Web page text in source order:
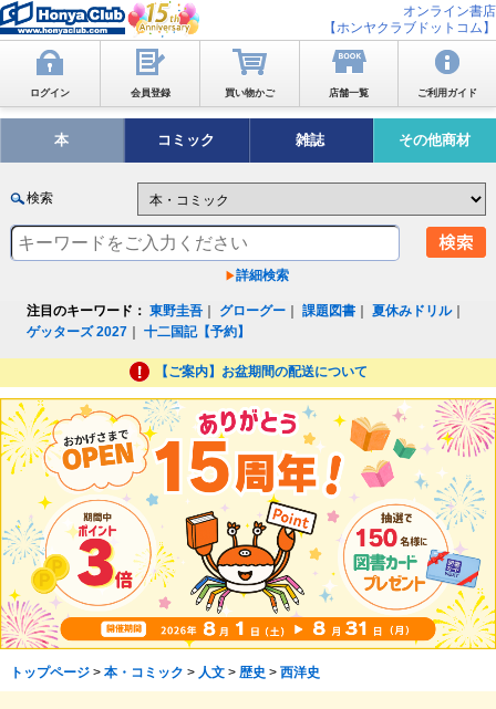
オンライン書店
【ホンヤクラブドットコム】
ログイン 会員登録 買い物かご 店舗一覧 ご利用ガイド
本 コミック 雑誌 その他商材
検索
詳細検索
注目のキーワード： 東野圭吾 グローグー ｜課題図書 ｜夏休みドリル｜
ゲッターズ 2027 ｜十二国記【予約】
【ご案内】お盆期間の配送について
トップページ> 本・コミック > 人文> 歴史 > 西洋史